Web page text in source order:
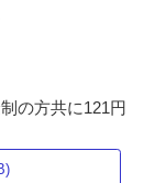
の方共に121円